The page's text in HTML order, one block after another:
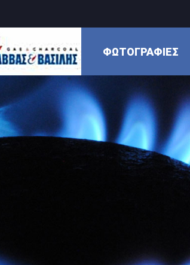
ΦΩΤΟΓΡΑΦΊΕΣ